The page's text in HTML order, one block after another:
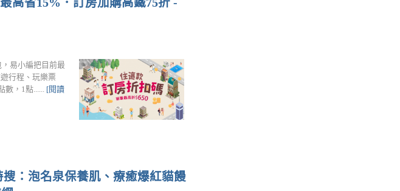
高省15%．訂房加購高鐵75折 -
易小編把目前最
行程、玩樂票
數，1點...... [閱讀
：泡名泉保養肌、療癒爆紅貓饅